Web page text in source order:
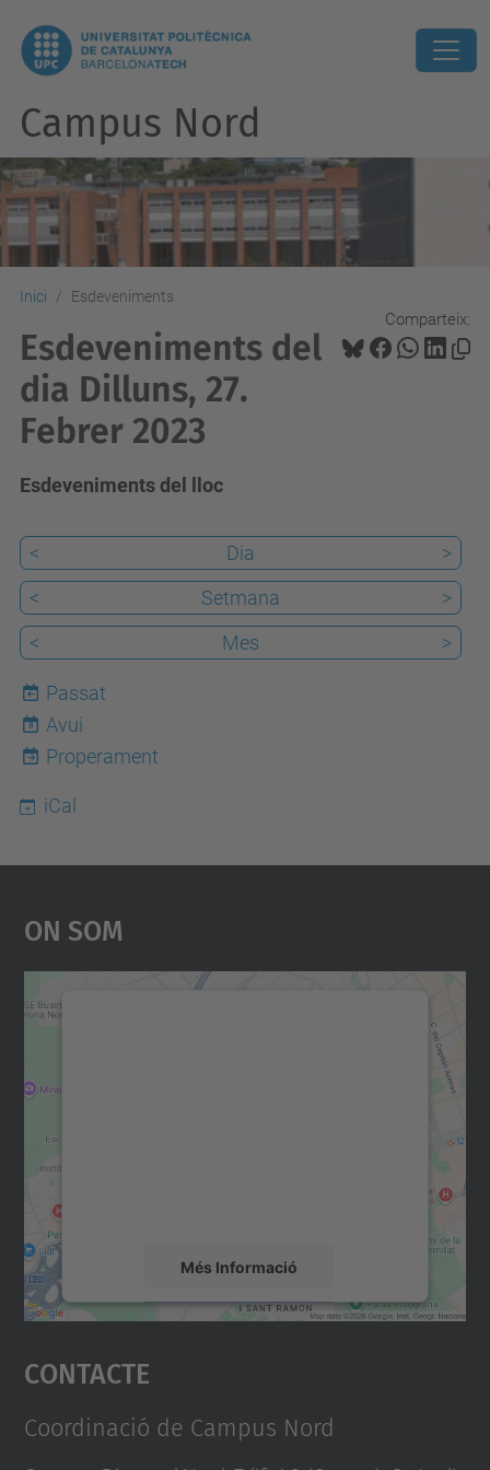
Campus Nord
Inici Esdeveniments
Comparteix:
Esdeveniments del
dia Dilluns, 27.
Febrer 2023
Esdeveniments del lloc
< Dia
>
<
Setmana
>
<
Mes >
Passat
8
Avui
Properament
iCal
On Som
Més Informació
Accepta
powered by
Contacte
Coordinació de Campus Nord